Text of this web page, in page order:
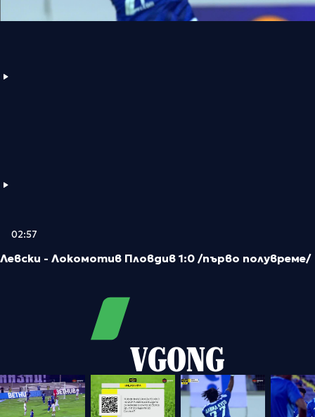
02:57
Левски - Локомотив Пловдив 1:0 /първо полувреме/
VGONG